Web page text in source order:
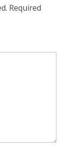
Required